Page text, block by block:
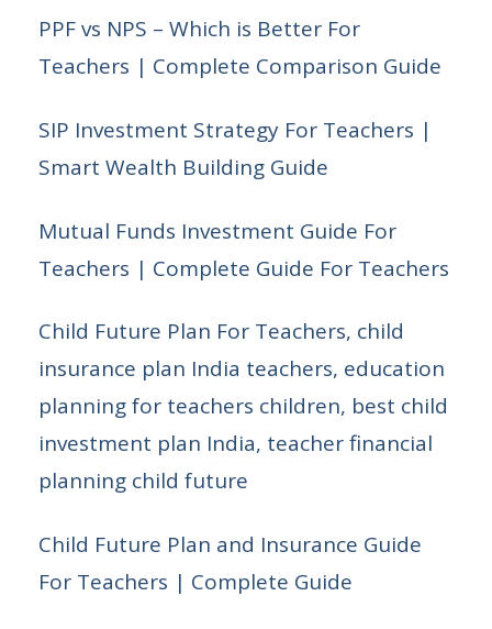
PPF vs NPS – Which is Better For
Teachers | Complete Comparison Guide
SIP Investment Strategy For Teachers |
Smart Wealth Building Guide
Mutual Funds Investment Guide For
Teachers | Complete Guide For Teachers
Child Future Plan For Teachers, child
insurance plan India teachers, education
planning for teachers children, best child
investment plan India, teacher financial
planning child future
Child Future Plan and Insurance Guide
For Teachers | Complete Guide